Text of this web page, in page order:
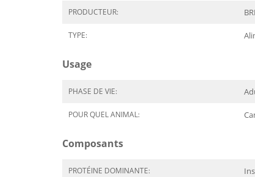
PRODUCTEUR:
TYPE:
Usage
PHASE DE VIE:
POUR QUEL ANIMAL:
Composants
PROTÉINE DOMINANTE: